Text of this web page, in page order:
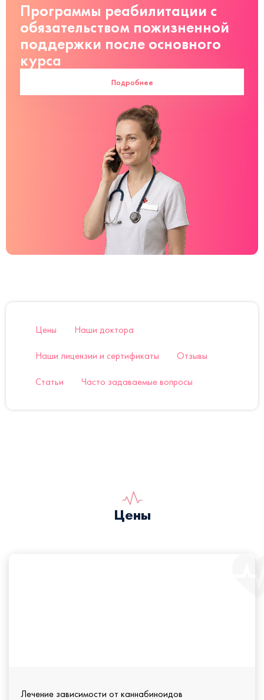
Программы реабилитации с
обязательством пожизненной
поддержки после основного
курса
Подробнее
Цены Наши доктора
Наши лицензии и сертификаты Отзывы
Статьи Часто задаваемые вопросы
Цены
Лечение зависимости от каннабиноидов